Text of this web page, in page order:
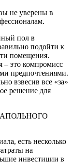
не уверены в
пол в
подойти к
помещения.
– это компромисс
предпочтениями.
взвесив все «за»
решение для
есть несколько
на
инвестиции в